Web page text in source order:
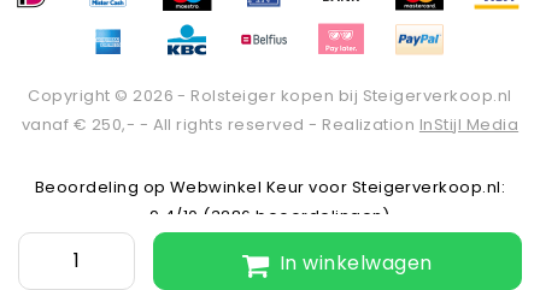
In winkelwagen
Copyright © 2026 - Rolsteiger kopen bij Steigerverkoop.nl
vanaf € 250,- - All rights reserved - Realization InStijl Media
Beoordeling op Webwinkel Keur voor Steigerverkoop.nl:
9.4/10 (3286 beoordelingen)